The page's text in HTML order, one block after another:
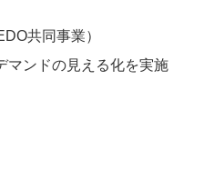
共同事業）
マンドの見える化を実施